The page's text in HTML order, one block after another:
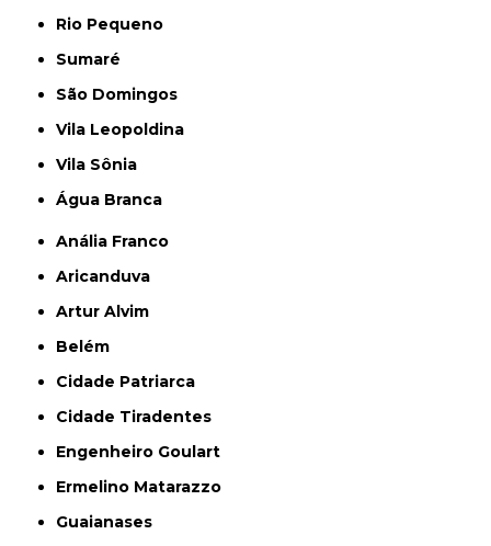
Rio Pequeno
Sumaré
São Domingos
Vila Leopoldina
Vila Sônia
Água Branca
Anália Franco
Aricanduva
Artur Alvim
Belém
Cidade Patriarca
Cidade Tiradentes
Engenheiro Goulart
Ermelino Matarazzo
Guaianases